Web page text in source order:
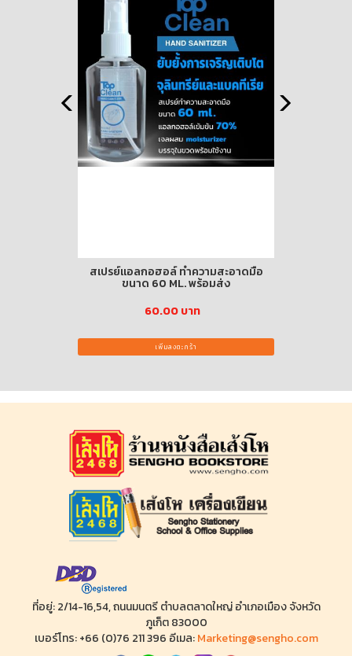
สเปรย์แอลกอฮอล์ ทำความสะอาดมือ
ขนาด 60 ML. พร้อมส่ง
60.00 บาท
เพิ่มลงตะกร้า
ที่อยู่: 2/14-16,54, ถนนมนตรี ตำบลตลาดใหญ่ อำเภอเมือง จังหวัด
ภูเก็ต 83000
เบอร์โทร: +66 (0)76 211 396 อีเมล:Marketing@sengho.com